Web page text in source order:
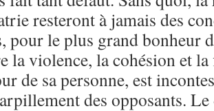
resteront à jamais des
pour le plus grand bonheur
la violence, la cohésion et
de sa personne, est
des opposants.